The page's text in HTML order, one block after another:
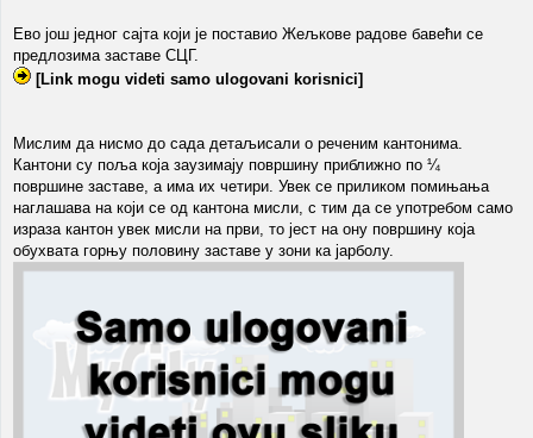
Ево још једног сајта који је поставио Жељкове радове бавећи се
предлозима заставе СЦГ.
[Link mogu videti samo ulogovani korisnici]
Мислим да нисмо до сада детаљисали о реченим кантонима.
Кантони су поља која заузимају површину приближно по ¼
површине заставе, а има их четири. Увек се приликом помињања
наглашава на који се од кантона мисли, с тим да се употребом само
израза кантон увек мисли на први, то јест на ону површину која
обухвата горњу половину заставе у зони ка јарболу.